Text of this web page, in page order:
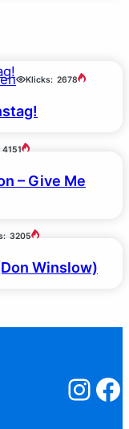
Klicks: 2678
4151
– Give Me
3205
Winslow)